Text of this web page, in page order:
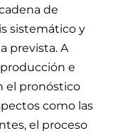
de
sistemático y
prevista. A
e
el pronóstico
como las
el proceso